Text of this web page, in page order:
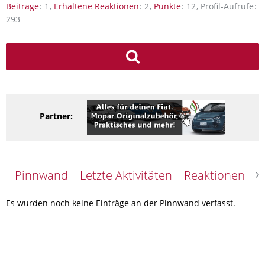
Beiträge 1 Erhaltene Reaktionen 2 Punkte 12 Profil-Aufrufe
293
Partner:
Pinnwand Letzte Aktivitäten Reaktionen
Es wurden noch keine Einträge an der Pinnwand verfasst.